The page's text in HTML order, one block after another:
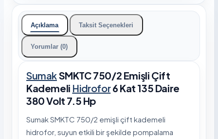
Açıklama Taksit Seçenekleri
Yorumlar (0)
SumakSMKTC 750/2 Emişli Çift
Kademeli Hidrofor6 Kat 135 Daire
380 Volt 7.5 Hp
Sumak SMKTC 750/2 emişli çift kademeli
hidrofor, suyun etkili bir şekilde pompalama